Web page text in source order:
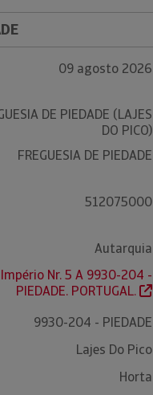
09 agosto 2026
DE PIEDADE (LAJES
DO PICO)
FREGUESIA DE PIEDADE
512075000
Autarquia
Império Nr. 5 A 9930-204 -
PIEDADE. PORTUGAL.
9930-204 - PIEDADE
Lajes Do Pico
Horta